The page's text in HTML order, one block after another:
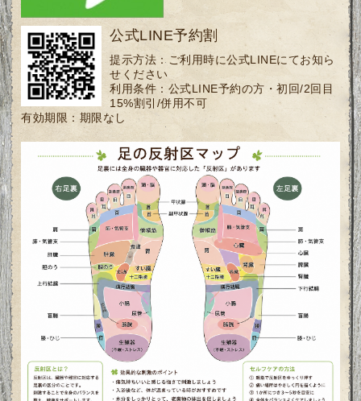
公式LINE予約割
提示方法： ご利用時に公式LINEにてお知ら
せください
利用条件： 公式LINE予約の方・初回/2回目
15%割引/併用不可
有効期限： 期限なし